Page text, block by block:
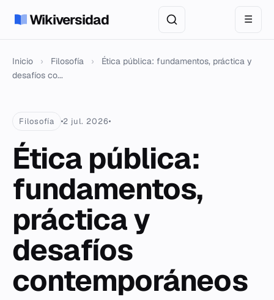
Wikiversidad ☰
Inicio › Filosofía ›
Ética pública: fundamentos, práctica y
desafíos co...
Filosofía 2 jul. 2026
Ética pública:
fundamentos,
práctica y
desafíos
contemporáneos